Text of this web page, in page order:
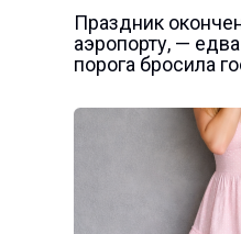
Праздник
аэропорту, —
порога бросила